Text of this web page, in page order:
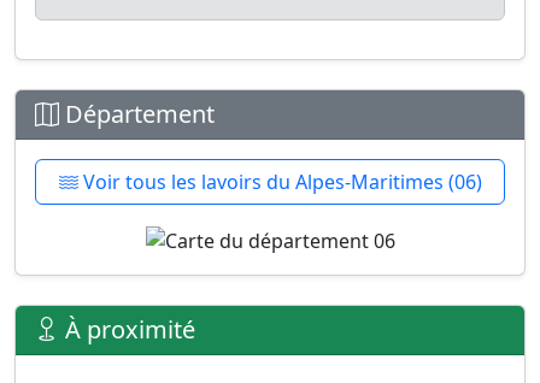
Département
Voir tous les lavoirs du Alpes-Maritimes (06)
À proximité